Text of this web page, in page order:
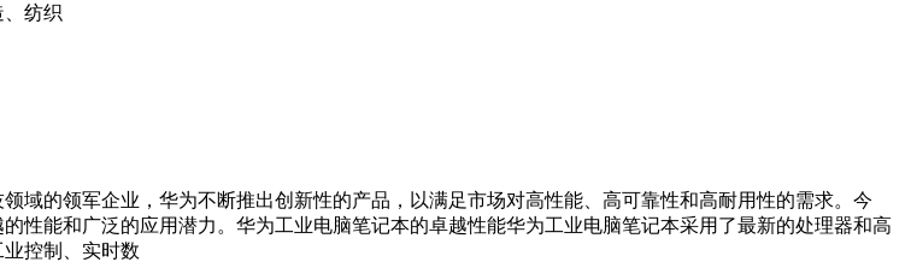
纺织
域的领军企业，华为不断推出创新性的产品，以满足市场对高性能、高可靠性和高耐用性的需求。今
性能和广泛的应用潜力。华为工业电脑笔记本的卓越性能华为工业电脑笔记本采用了最新的处理器和高
控制、实时数